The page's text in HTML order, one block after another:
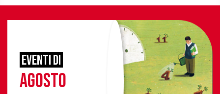
eventi di
agosto